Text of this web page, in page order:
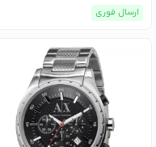
ارسال فوری